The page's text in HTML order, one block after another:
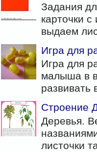
Задания
карточки
выдаем
Игра для
Игра для
малыша в
развивать
Строение
Деревья.
листочки